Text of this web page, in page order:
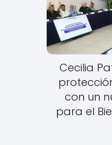
Cecilia
con un
para el